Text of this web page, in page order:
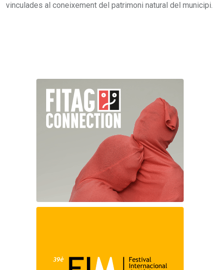
vinculades al coneixement del patrimoni natural del municipi.